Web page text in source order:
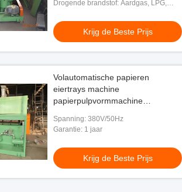
Drogende brandstof: Aardgas, LPG,
Krijg de Beste Prijs
Volautomatische papieren
eiertrays machine
papierpulpvormmachine
Spanning: 380V/50Hz
Garantie: 1 jaar
Krijg de Beste Prijs